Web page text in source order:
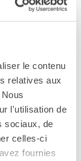
le contenu
relatives aux
l'utilisation de
sociaux, de
celles-ci
fournies